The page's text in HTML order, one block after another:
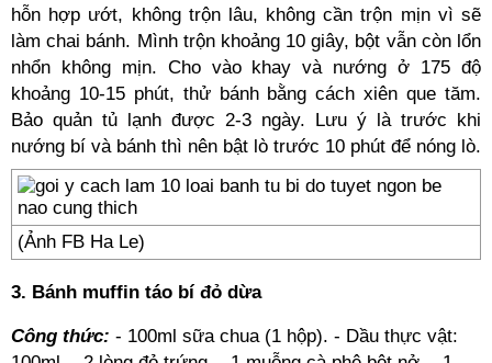
hỗn hợp ướt, không trộn lâu, không cần trộn mịn vì sẽ
làm chai bánh. Mình trộn khoảng 10 giây, bột vẫn còn lổn
nhổn không mịn. Cho vào khay và nướng ở 175 độ
khoảng 10-15 phút, thử bánh bằng cách xiên que tăm.
Bảo quản tủ lạnh được 2-3 ngày. Lưu ý là trước khi
nướng bí và bánh thì nên bật lò trước 10 phút để nóng lò.
(Ảnh FB Ha Le)
3. Bánh muffin táo bí đỏ dừa
Công thức: - 100ml sữa chua (1 hộp). - Dầu thực vật: